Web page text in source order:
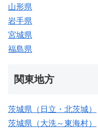
山形県
岩手県
宮城県
福島県
関東地方
茨城県（日立・北茨城）
茨城県（大洗～東海村）